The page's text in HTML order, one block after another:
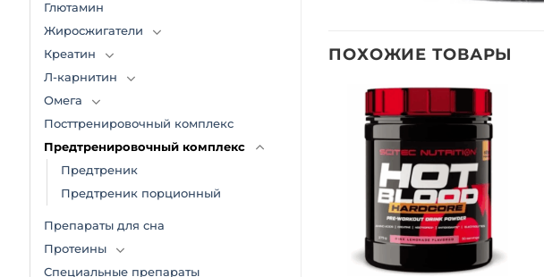
Глютамин
Жиросжигатели
Креатин
Л-карнитин
Омега
Посттренировочный комплекс
Предтренировочный комплекс
Предтреник
Предтреник порционный
Препараты для сна
Протеины
Специальные препараты
ПОХОЖИЕ ТОВАРЫ
Добавить
в список
желаний
Добавить
в список
желаний
желаний